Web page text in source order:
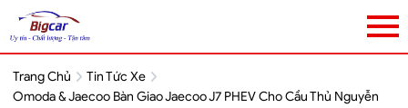
Trang Chủ
Tin Tức Xe
Omoda & Jaecoo Bàn Giao Jaecoo J7 PHEV Cho Cầu Thủ Nguyễn